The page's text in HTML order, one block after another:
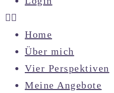
Home
Über mich
Vier Perspektiven
Meine Angebote